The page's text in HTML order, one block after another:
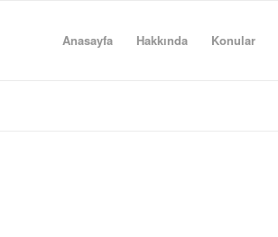
Anasayfa Hakkında Konular